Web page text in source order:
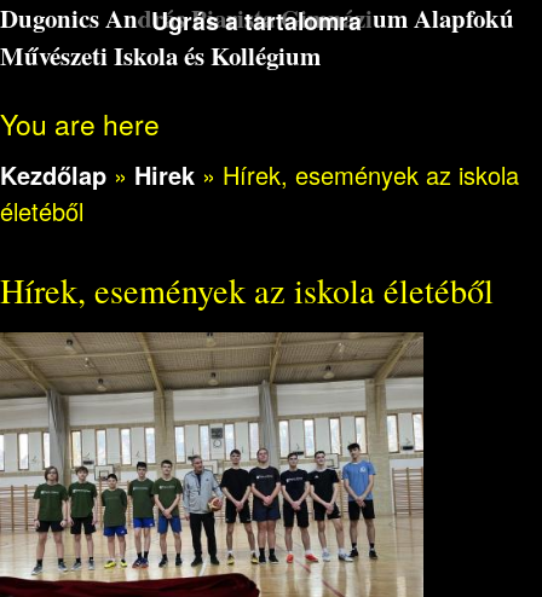
Ugrás a tartalomra
Dugonics András Piarista Gimnázium Alapfokú
Művészeti Iskola és Kollégium
You are here
Kezdőlap » Hirek » Hírek, események az iskola
életéből
Hírek, események az iskola életéből